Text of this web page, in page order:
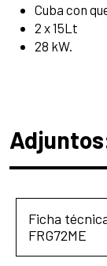
Cuba con
2 x 15Lt
28 kW.
Ficha
FRG72ME